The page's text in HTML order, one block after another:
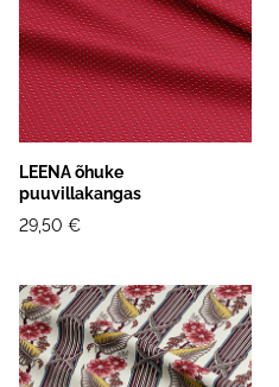
LEENA õhuke
puuvillakangas
29,50 €